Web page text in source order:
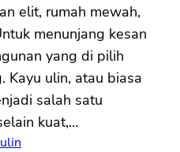
elit, rumah mewah,
menunjang kesan
yang di pilih
Kayu ulin, atau biasa
salah satu
kuat,…